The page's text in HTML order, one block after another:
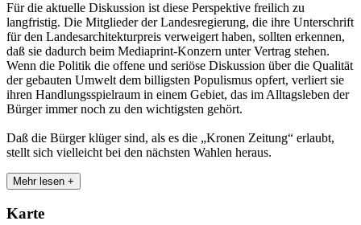
Für die aktuelle Diskussion ist diese Perspektive freilich zu
langfristig. Die Mitglieder der Landesregierung, die ihre Unterschrift
für den Landesarchitekturpreis verweigert haben, sollten erkennen,
daß sie dadurch beim Mediaprint-Konzern unter Vertrag stehen.
Wenn die Politik die offene und seriöse Diskussion über die Qualität
der gebauten Umwelt dem billigsten Populismus opfert, verliert sie
ihren Handlungsspielraum in einem Gebiet, das im Alltagsleben der
Bürger immer noch zu den wichtigsten gehört.
Daß die Bürger klüger sind, als es die „Kronen Zeitung“ erlaubt,
stellt sich vielleicht bei den nächsten Wahlen heraus.
Mehr lesen +
Karte